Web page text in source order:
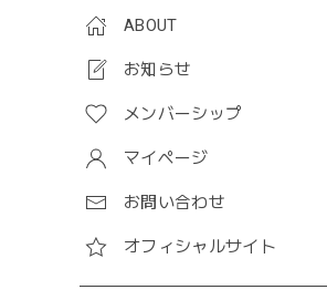
ABOUT
お知らせ
メンバーシップ
マイページ
お問い合わせ
オフィシャルサイト